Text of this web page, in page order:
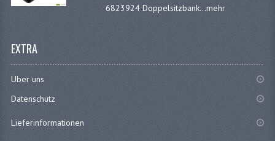
KETTENRITZEL UND RÄDER
ZAHNRADER VORNE
6823924 Doppelsitzbank...mehr
EXTRA
Uber uns
Datenschutz
Lieferinformationen